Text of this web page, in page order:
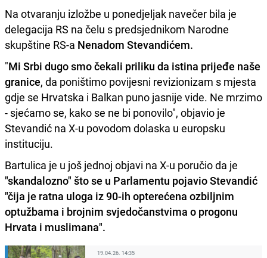
Na otvaranju izložbe u ponedjeljak navečer bila je
delegacija RS na čelu s predsjednikom Narodne
skupštine RS-a Nenadom Stevandićem.
"Mi Srbi dugo smo čekali priliku da istina prijeđe naše
granice, da poništimo povijesni revizionizam s mjesta
gdje se Hrvatska i Balkan puno jasnije vide. Ne mrzimo
- sjećamo se, kako se ne bi ponovilo", objavio je
Stevandić na X-u povodom dolaska u europsku
instituciju.
Bartulica je u još jednoj objavi na X-u poručio da je
"skandalozno" što se u Parlamentu pojavio Stevandić
"čija je ratna uloga iz 90-ih opterećena ozbiljnim
optužbama i brojnim svjedočanstvima o progonu
Hrvata i muslimana".
19.04.26. 14:35